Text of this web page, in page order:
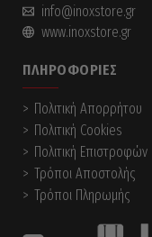
info@inoxstore.gr
www.inoxstore.gr
ΠΛΗΡΟΦΟΡΊΕΣ
Πολιτική Απορρήτου
Πολιτική Cookies
Πολιτική Επιστροφών
Τρόποι Αποστολής
Τρόποι Πληρωμής